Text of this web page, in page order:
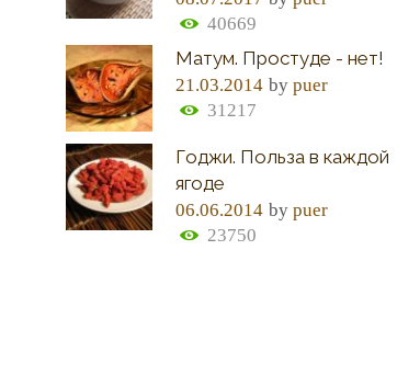
40669
Матум. Простуде - нет!
21.03.2014 bypuer
31217
Годжи. Польза в каждой
ягоде
06.06.2014 bypuer
23750